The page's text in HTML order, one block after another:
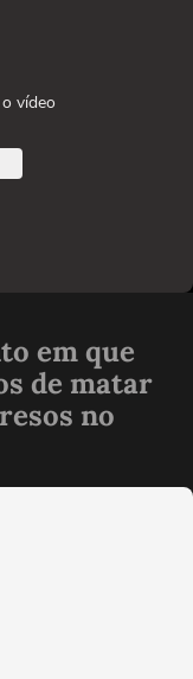
vídeo
em que
de matar
no